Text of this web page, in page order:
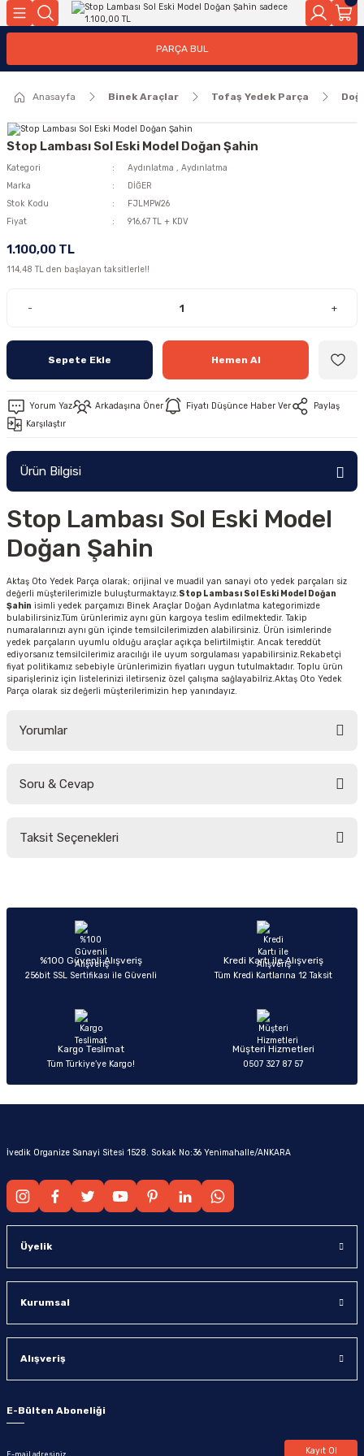
Geri Dön
Geri Dön
PARÇA BUL
Anasayfa Binek Araçlar Tofaş Yedek Parça
Stop Lambası Sol Eski Model Doğan Şahin
Kategori Aydınlatma , Aydınlatma
Marka
DİĞER
Stok Kodu
FJLMPW26
Fiyat
916,67 TL + KDV
1.100,00 TL
114,48 TL den başlayan taksitlerle!!
- +
Sepete Ekle Hemen Al
Yorum Yaz Arkadaşına Öner Fiyatı Düşünce Haber Ver
Paylaş
Karşılaştır
Ürün Bilgisi
Stop Lambası Sol Eski Model
Doğan Şahin
Aktaş Oto Yedek Parça olarak; orijinal ve muadil yan sanayi oto yedek parçaları siz
değerli müşterilerimizle buluşturmaktayız.Stop Lambası Sol Eski Model Doğan
Şahin isimli yedek parçamızı Binek Araçlar Doğan Aydınlatma kategorimizde
bulabilirsiniz.Tüm ürünlerimiz aynı gün kargoya teslim edilmektedir. Takip
numaralarınızı aynı gün içinde temsilcilerimizden alabilirsiniz. Ürün isimlerinde
yedek parçaların uyumlu olduğu araçlar açıkça belirtilmiştir. Ancak tereddüt
ediyorsanız temsilcilerimiz aracılığı ile uyum sorgulaması yapabilirsiniz.Rekabetçi
fiyat politikamız sebebiyle ürünlerimizin fiyatları uygun tutulmaktadır. Toplu ürün
siparişleriniz için listelerinizi iletirseniz özel çalışma sağlayabilriz.Aktaş Oto Yedek
Parça olarak siz değerli müşterilerimizin hep yanındayız.
Yorumlar
Soru & Cevap
Taksit Seçenekleri
%100 Güvenli Alışveriş
256bit SSL Sertifikası ile Güvenli
Kredi Kartı ile Alışveriş
Tüm Kredi Kartlarına 12 Taksit
Kargo Teslimat
Tüm Türkiye’ye Kargo!
Müşteri Hizmetleri
0507 327 87 57
İvedik Organize Sanayi Sitesi 1528. Sokak No:36 Yenimahalle/ANKARA
Üyelik
Kurumsal
Alışveriş
E-Bülten Aboneliği
Kayıt Ol